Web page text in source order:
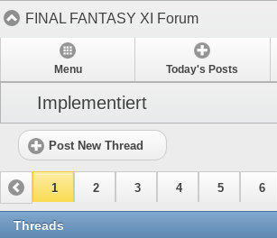
FINAL FANTASY XI Forum
Menu Today's Posts
Implementiert
Post New Thread
1 2 3 4 5 6
10
Threads